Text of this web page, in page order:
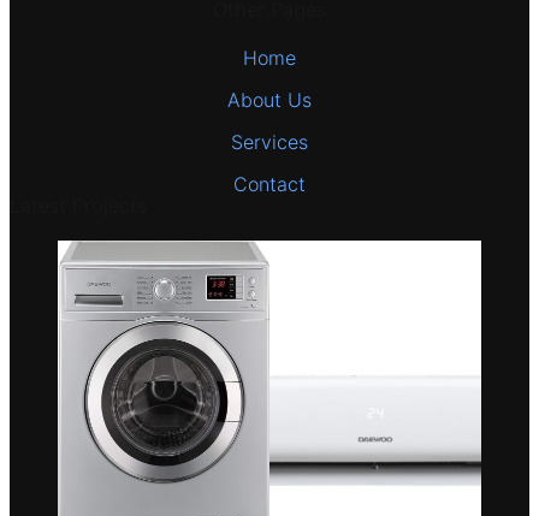
Home
About Us
Services
Contact